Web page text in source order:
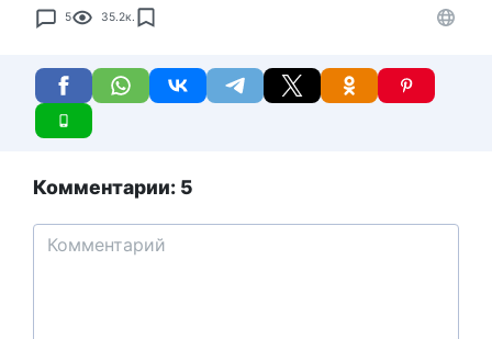
5 35.2к.
Комментарии: 5